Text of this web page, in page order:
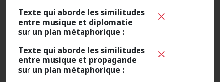
Texte qui aborde les similitudes
entre musique et diplomatie
sur un plan métaphorique :
Texte qui aborde les similitudes
entre musique et propagande
sur un plan métaphorique :